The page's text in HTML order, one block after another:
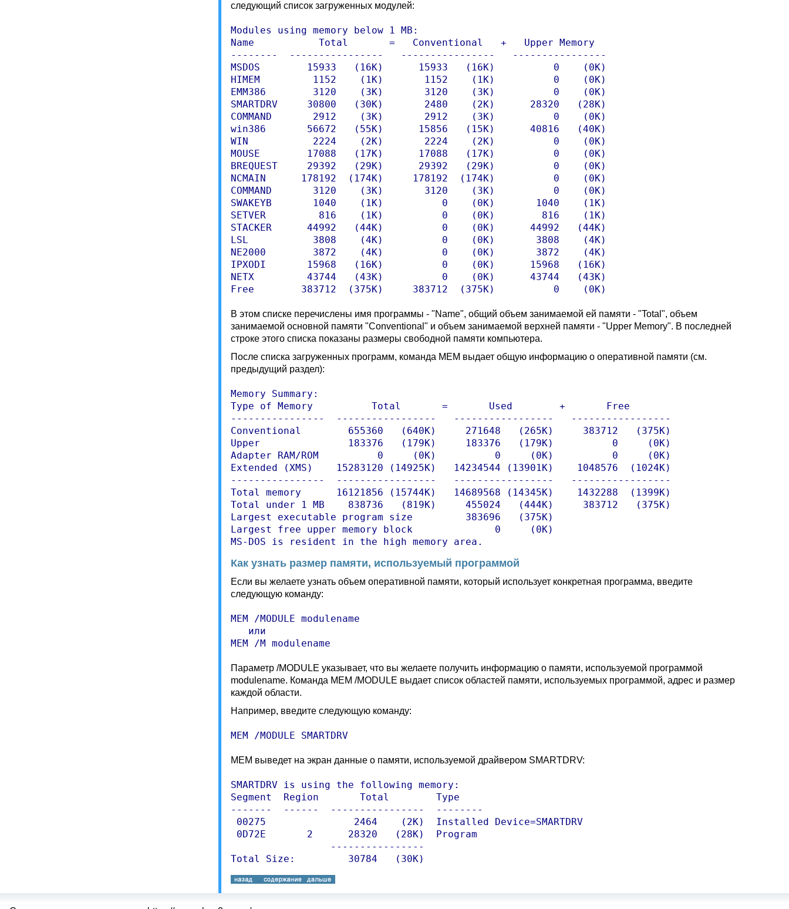
следующий список загруженных модулей:
Modules using memory below 1 MB:
Name           Total       =   Conventional   +   Upper Memory
--------  ----------------   ----------------   ----------------
MSDOS        15933   (16K)      15933   (16K)          0    (0K)
HIMEM         1152    (1K)       1152    (1K)          0    (0K)
EMM386        3120    (3K)       3120    (3K)          0    (0K)
SMARTDRV     30800   (30K)       2480    (2K)      28320   (28K)
COMMAND       2912    (3K)       2912    (3K)          0    (0K)
win386       56672   (55K)      15856   (15K)      40816   (40K)
WIN           2224    (2K)       2224    (2K)          0    (0K)
MOUSE        17088   (17K)      17088   (17K)          0    (0K)
BREQUEST     29392   (29K)      29392   (29K)          0    (0K)
NCMAIN      178192  (174K)     178192  (174K)          0    (0K)
COMMAND       3120    (3K)       3120    (3K)          0    (0K)
SWAKEYB       1040    (1K)          0    (0K)       1040    (1K)
SETVER         816    (1K)          0    (0K)        816    (1K)
STACKER      44992   (44K)          0    (0K)      44992   (44K)
LSL           3808    (4K)          0    (0K)       3808    (4K)
NE2000        3872    (4K)          0    (0K)       3872    (4K)
IPXODI       15968   (16K)          0    (0K)      15968   (16K)
NETX         43744   (43K)          0    (0K)      43744   (43K)
Free        383712  (375K)     383712  (375K)          0    (0K)
В этом списке перечислены имя программы - "Name", общий объем занимаемой ей памяти - "Total", объем
занимаемой основной памяти "Conventional" и объем занимаемой верхней памяти - "Upper Memory". В последней
строке этого списка показаны размеры свободной памяти компьютера.
После списка загруженных программ, команда MEM выдает общую информацию о оперативной памяти (см.
предыдущий раздел):
Memory Summary:
Type of Memory          Total       =       Used        +       Free
----------------  -----------------   -----------------   -----------------
Conventional        655360   (640K)     271648   (265K)     383712   (375K)
Upper               183376   (179K)     183376   (179K)          0     (0K)
Adapter RAM/ROM          0     (0K)          0     (0K)          0     (0K)
Extended (XMS)    15283120 (14925K)   14234544 (13901K)    1048576  (1024K)
----------------  -----------------   -----------------   -----------------
Total memory      16121856 (15744K)   14689568 (14345K)    1432288  (1399K)
Total under 1 MB    838736   (819K)     455024   (444K)     383712   (375K)
Largest executable program size         383696   (375K)
Largest free upper memory block              0     (0K)
MS-DOS is resident in the high memory area.
Как узнать размер памяти, используемый программой
Если вы желаете узнать объем оперативной памяти, который использует конкретная программа, введите
следующую команду:
MEM /MODULE modulename
   или
MEM /M modulename
Параметр /MODULE указывает, что вы желаете получить информацию о памяти, используемой программой
modulename. Команда MEM /MODULE выдает список областей памяти, используемых программой, адрес и размер
каждой области.
Например, введите следующую команду:
MEM /MODULE SMARTDRV
MEM выведет на экран данные о памяти, используемой драйвером SMARTDRV:
SMARTDRV is using the following memory:
Segment  Region       Total        Type
-------  ------  ----------------  --------
00275               2464    (2K)  Installed Device=SMARTDRV
0D72E       2      28320   (28K)  Program
                 ----------------
Total Size:         30784   (30K)